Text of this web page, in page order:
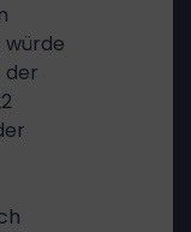
würde
der